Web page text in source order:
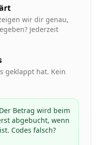
wir dir genau,
Jederzeit
geklappt hat. Kein
Betrag wird beim
abgebucht, wenn
Codes falsch?